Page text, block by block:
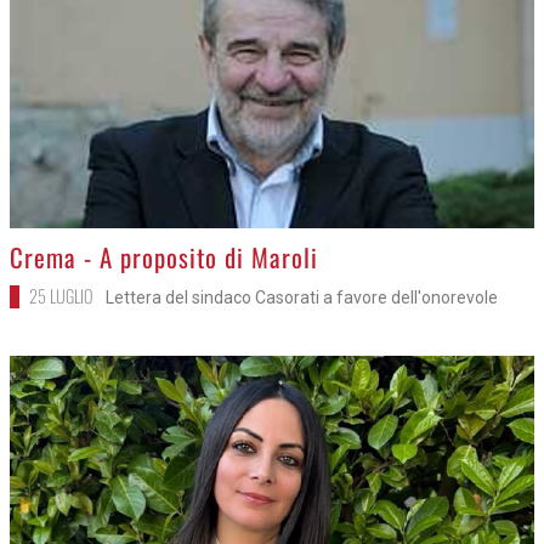
>
Crema - A proposito di Maroli
25 LUGLIO Lettera del sindaco Casorati a favore dell'onorevole